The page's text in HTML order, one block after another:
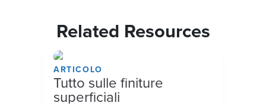
Related Resources
ARTICOLO
Tutto sulle finiture
superficiali